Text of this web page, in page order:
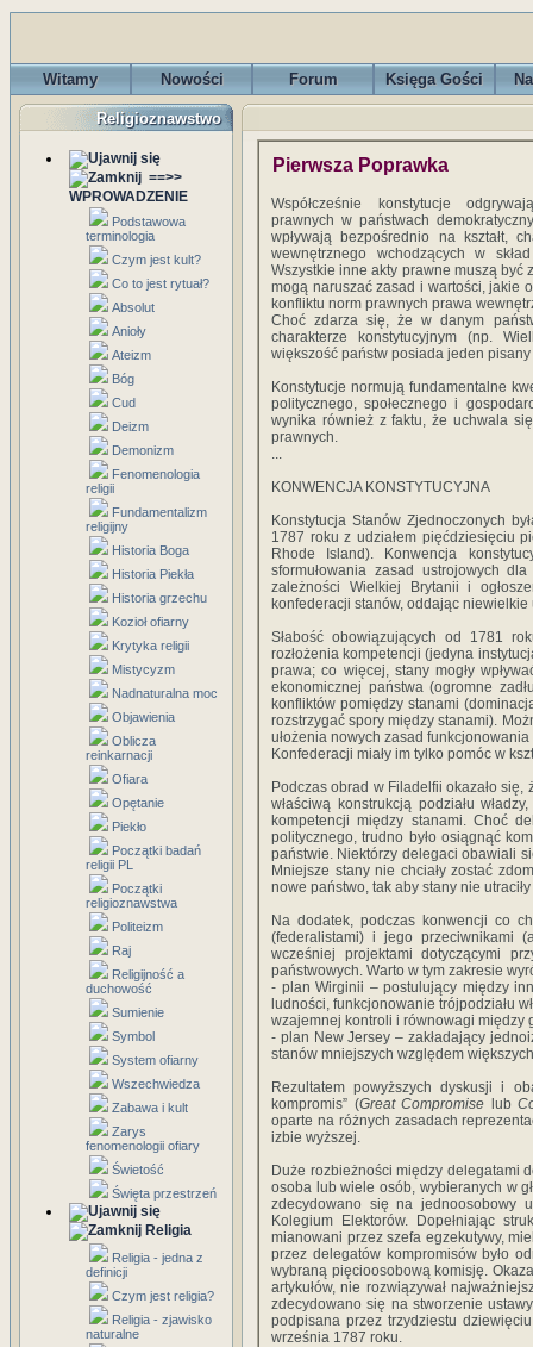
Witamy Nowości Forum Księga Gości
Religioznawstwo
==>>
WPROWADZENIE
Podstawowa
terminologia
Czym jest kult?
Co to jest rytuał?
Absolut
Anioły
Ateizm
Bóg
Cud
Deizm
Demonizm
Fenomenologia
religii
Fundamentalizm
religijny
Historia Boga
Historia Piekła
Historia grzechu
Kozioł ofiarny
Krytyka religii
Mistycyzm
Nadnaturalna moc
Objawienia
Oblicza
reinkarnacji
Ofiara
Opętanie
Piekło
Początki badań
religii PL
Początki
religioznawstwa
Politeizm
Raj
Religijność a
duchowość
Sumienie
Symbol
System ofiarny
Wszechwiedza
Zabawa i kult
Zarys
fenomenologii ofiary
Świetość
Święta przestrzeń
Religia
Religia - jedna z
definicji
Czym jest religia?
Religia - zjawisko
naturalne
Pierwsza Poprawka
Współcześnie konstytucje
prawnych w państwach
wpływają bezpośrednio na kształt,
wewnętrznego wchodzących w
Wszystkie inne akty prawne muszą być
mogą naruszać zasad i wartości, jakie
konfliktu norm prawnych prawa
Choć zdarza się, że w danym
charakterze konstytucyjnym (np.
większość państw posiada jeden
Konstytucje normują fundamentalne
politycznego, społecznego i
wynika również z faktu, że uchwala
prawnych.
...
KONWENCJA KONSTYTUCYJNA
Konstytucja Stanów Zjednoczonych
1787 roku z udziałem pięćdziesięciu
Rhode Island). Konwencja
sformułowania zasad ustrojowych
zależności Wielkiej Brytanii i
konfederacji stanów, oddając
Słabość obowiązujących od 1781
rozłożenia kompetencji (jedyna
prawa; co więcej, stany mogły
ekonomicznej państwa (ogromne
konfliktów pomiędzy stanami
rozstrzygać spory między stanami).
ułożenia nowych zasad
Konfederacji miały im tylko pomóc w
Podczas obrad w Filadelfii okazało się,
właściwą konstrukcją podziału
kompetencji między stanami. Choć
politycznego, trudno było osiągnąć
państwie. Niektórzy delegaci obawiali
Mniejsze stany nie chciały zostać
nowe państwo, tak aby stany nie
Na dodatek, podczas konwencji co
(federalistami) i jego przeciwnikami
wcześniej projektami dotyczącymi
państwowych. Warto w tym zakresie
- plan Wirginii – postulujący między
ludności, funkcjonowanie trójpodziału
wzajemnej kontroli i równowagi między
- plan New Jersey – zakładający
stanów mniejszych względem
Rezultatem powyższych dyskusji i
kompromis” (Great Compromise lub
oparte na różnych zasadach
izbie wyższej.
Duże rozbieżności między delegatami
osoba lub wiele osób, wybieranych w
zdecydowano się na jednoosobowy
Kolegium Elektorów. Dopełniając
mianowani przez szefa egzekutywy,
przez delegatów kompromisów było
wybraną pięcioosobową komisję.
artykułów, nie rozwiązywał
zdecydowano się na stworzenie
podpisana przez trzydziestu
września 1787 roku.